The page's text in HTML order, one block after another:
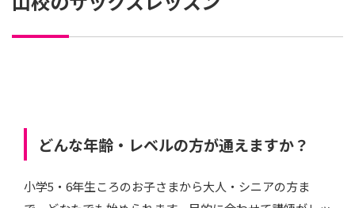
どんな年齢・レベルの方が通えますか？
小学5・6年生ころのお子さまから大人・シニアの方ま